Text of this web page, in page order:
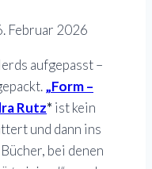
Februar 2026
aufgepasst –
„Form –
Rutz* ist kein
und dann ins
bei denen